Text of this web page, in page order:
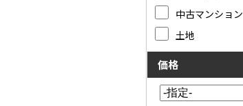
中古マンション
土地
価格